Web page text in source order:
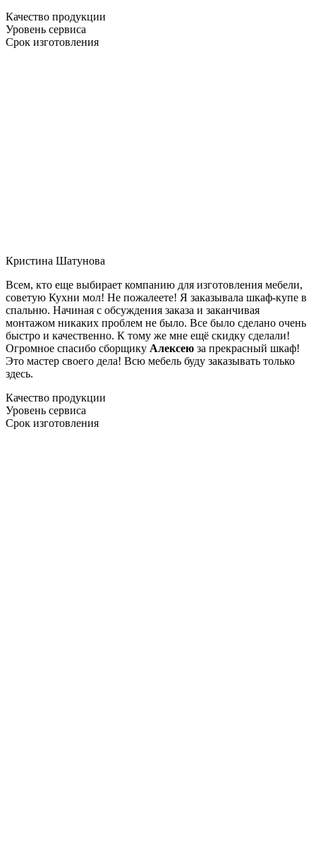
Качество продукции
Уровень сервиса
Срок изготовления
Кристина Шатунова
Всем, кто еще выбирает компанию для изготовления мебели,
советую Кухни мол! Не пожалеете! Я заказывала шкаф-купе в
спальню. Начиная с обсуждения заказа и заканчивая
монтажом никаких проблем не было. Все было сделано очень
быстро и качественно. К тому же мне ещё скидку сделали!
Огромное спасибо сборщику Алексею за прекрасный шкаф!
Это мастер своего дела! Всю мебель буду заказывать только
здесь.
Качество продукции
Уровень сервиса
Срок изготовления